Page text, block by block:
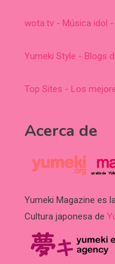
wota.tv - Música idol
Yumeki Style - Blogs
Top Sites - Los
Acerca de
Yumeki Magazine es
Cultura japonesa de